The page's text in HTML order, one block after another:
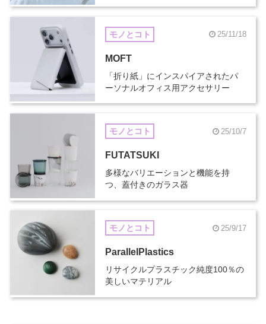
モノとコト 25/11/18
MOFT
「折り紙」にインスパイアされたパ
ーソナルオフィス用アクセサリー
モノとコト 25/10/7
FUTATSUKI
多様なバリエーションと機能を持
つ、蓋付きのガラス器
モノとコト 25/9/17
ParallelPlastics
リサイクルプラスチック純度100％の
美しいマテリアル